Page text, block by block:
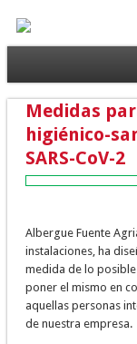
Medidas
higiénico-
SARS-CoV-2
Albergue Fuente
instalaciones, ha
medida de lo
poner el mismo en
aquellas personas
de nuestra empresa.